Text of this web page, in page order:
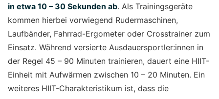
in etwa 10 – 30 Sekunden ab. Als Trainingsgeräte
kommen hierbei vorwiegend Rudermaschinen,
Laufbänder, Fahrrad-Ergometer oder Crosstrainer zum
Einsatz. Während versierte Ausdauersportler:innen in
der Regel 45 – 90 Minuten trainieren, dauert eine HIIT-
Einheit mit Aufwärmen zwischen 10 – 20 Minuten. Ein
weiteres HIIT-Charakteristikum ist, dass die